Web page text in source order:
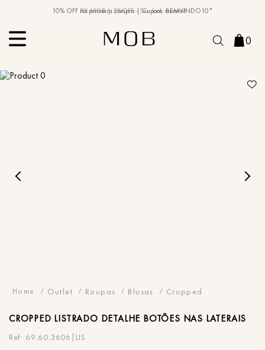
PIX MOB | 5%OFF - Seu look merece!
10% OFF na primeira compra | Cupom: BEMVINDO10*
0
Outlet Roupas Blusas Cropped
CROPPED LISTRADO DETALHE BOTÕES NAS LATERAIS
69.60.3606|LIS